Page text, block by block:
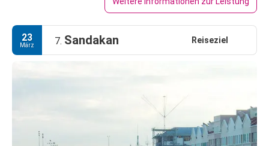
23
März 7. Sandakan Reiseziel